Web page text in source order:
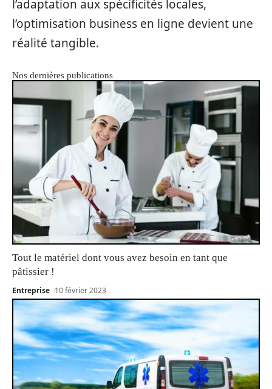
l’adaptation aux spécificités locales,
l’optimisation business en ligne devient une
réalité tangible.
Nos dernières publications
Tout le matériel dont vous avez besoin en tant que
pâtissier !
Entreprise 10 février 2023